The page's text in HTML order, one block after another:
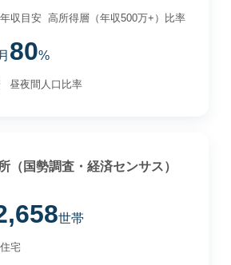
収目安 高所得層（年収500万+）比率
80%
昼夜間人口比率
（国勢調査・経済センサス）
世帯
宅